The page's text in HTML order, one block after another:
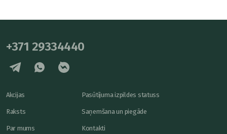
+371 29334440
Akcijas
Raksts
Par mums
Pasūtījuma izpildes statuss
Saņemšana un piegāde
Kontakti